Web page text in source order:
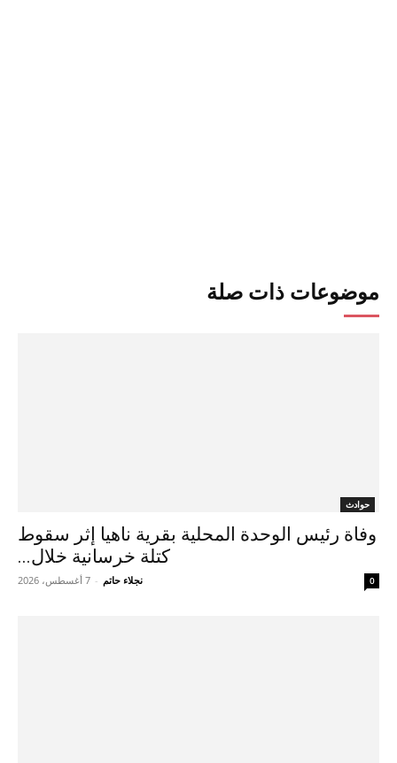
موضوعات ذات صلة
حوادث
وفاة رئيس الوحدة المحلية بقرية ناهيا إثر سقوط
كتلة خرسانية خلال...
نجلاء حاتم - 7 أغسطس، 2026 0